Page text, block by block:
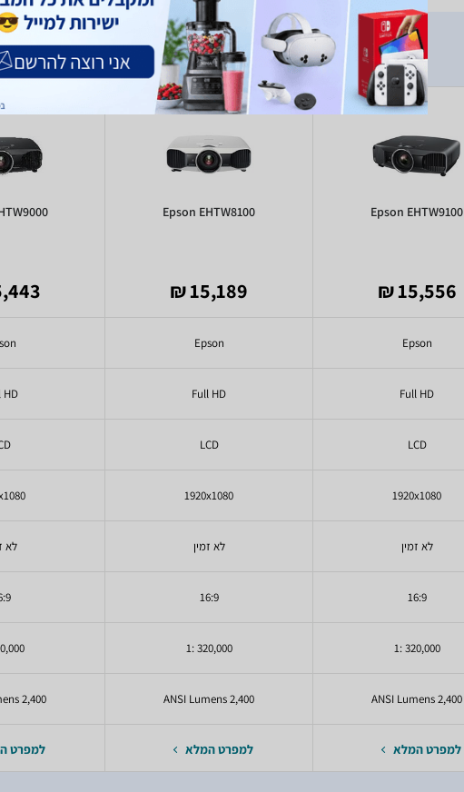
Epson EHTW9100
15,556 ₪
Epson
Full HD
LCD
1920x1080
לא זמין
16:9
320,000 :1
2,400 ANSI Lumens
למפרט המלא
Epson EHTW8100
15,189 ₪
Epson
Full HD
LCD
1920x1080
לא זמין
16:9
320,000 :1
2,400 ANSI Lumens
למפרט המלא
₪
HD
לא
:1
2,400 ANSI Lumens
למפרט